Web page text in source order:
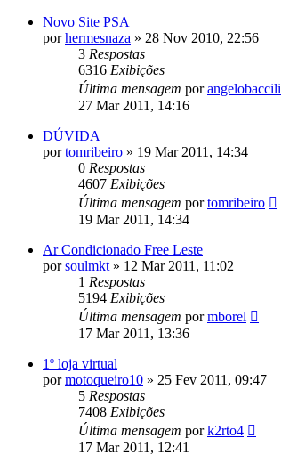
Novo Site PSA
porhermesnaza » 28 Nov 2010, 22:56
3 Respostas
6316 Exibições
Última mensagem porangelobaccili
27 Mar 2011, 14:16
DÚVIDA
portomribeiro » 19 Mar 2011, 14:34
0 Respostas
4607 Exibições
Última mensagem portomribeiro
19 Mar 2011, 14:34
Ar Condicionado Free Leste
porsoulmkt » 12 Mar 2011, 11:02
1 Respostas
5194 Exibições
Última mensagem pormborel
17 Mar 2011, 13:36
1º loja virtual
pormotoqueiro10 » 25 Fev 2011, 09:47
5 Respostas
7408 Exibições
Última mensagem pork2rto4
17 Mar 2011, 12:41